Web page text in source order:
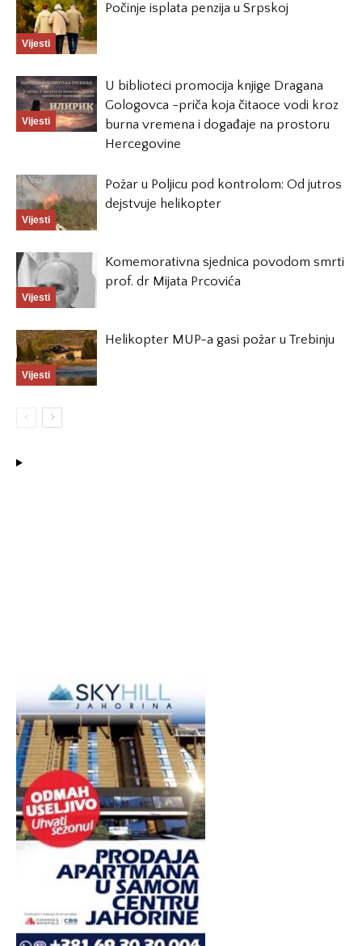
Vijesti
Počinje isplata penzija u Srpskoj
Vijesti
U biblioteci promocija knjige Dragana
Gologovca -priča koja čitaoce vodi kroz
burna vremena i događaje na prostoru
Hercegovine
Vijesti
Požar u Poljicu pod kontrolom: Od jutros
dejstvuje helikopter
Vijesti
Komemorativna sjednica povodom smrti
prof. dr Mijata Prcovića
Vijesti
Helikopter MUP-a gasi požar u Trebinju